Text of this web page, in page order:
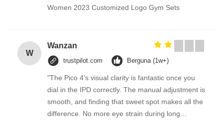
Women 2023 Customized Logo Gym Sets
W
Wanzan
trustpilot.com Berguna (1w+)
"The Pico 4's visual clarity is fantastic once you
dial in the IPD correctly. The manual adjustment is
smooth, and finding that sweet spot makes all the
difference. No more eye strain during long